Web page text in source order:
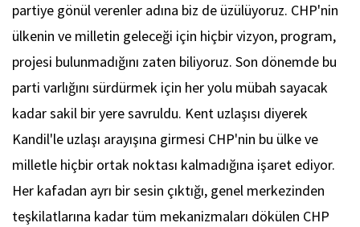
partiye gönül verenler adına biz de üzülüyoruz. CHP'nin
ülkenin ve milletin geleceği için hiçbir vizyon, program,
projesi bulunmadığını zaten biliyoruz. Son dönemde bu
parti varlığını sürdürmek için her yolu mübah sayacak
kadar sakil bir yere savruldu. Kent uzlaşısı diyerek
Kandil'le uzlaşı arayışına girmesi CHP'nin bu ülke ve
milletle hiçbir ortak noktası kalmadığına işaret ediyor.
Her kafadan ayrı bir sesin çıktığı, genel merkezinden
teşkilatlarına kadar tüm mekanizmaları dökülen CHP